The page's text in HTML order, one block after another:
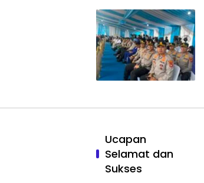
Ucapan
Selamat dan
Sukses